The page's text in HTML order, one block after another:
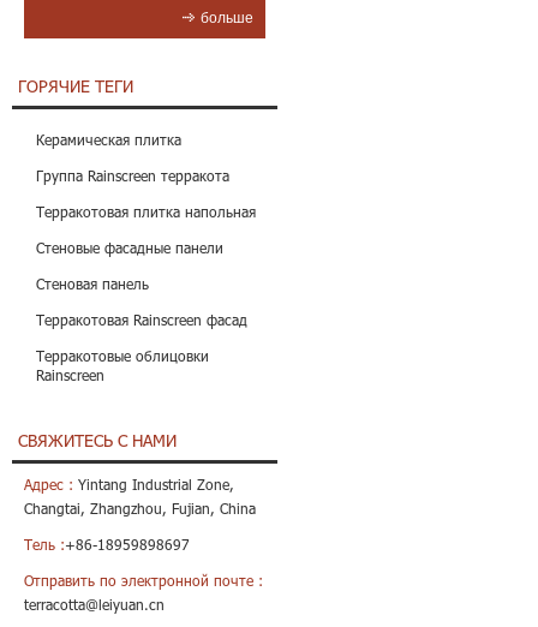
больше
ГОРЯЧИЕ ТЕГИ
Керамическая плитка
Группа Rainscreen терракота
Терракотовая плитка напольная
Стеновые фасадные панели
Стеновая панель
Терракотовая Rainscreen фасад
Терракотовые облицовки
Rainscreen
СВЯЖИТЕСЬ С НАМИ
Адрес : Yintang Industrial Zone,
Changtai, Zhangzhou, Fujian, China
Тель :+86-18959898697
Отправить по электронной почте :
terracotta@leiyuan.cn